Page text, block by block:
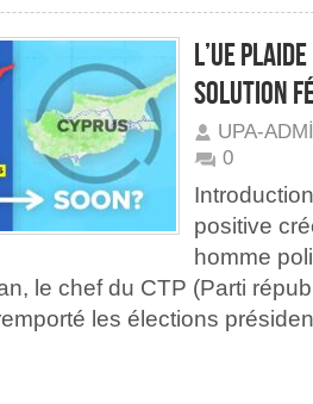
L’UE
SOLUTION
UPA-
0
positive
homme
le chef du CTP (Parti
les élections